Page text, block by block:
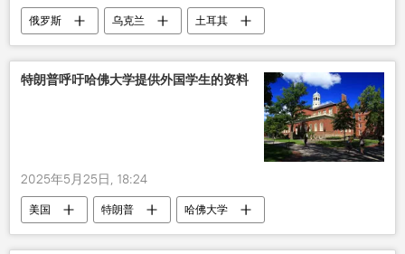
俄罗斯 乌克兰 土耳其
特朗普呼吁哈佛大学提供外国学生的资料
2025年5月25日, 18:24
美国 特朗普 哈佛大学